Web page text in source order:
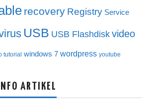
recovery Registry Service
USB USB Flashdisk video
tutorial windows 7 wordpress youtube
ARTIKEL